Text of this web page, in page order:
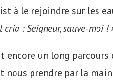
à le rejoindre sur les
cria : Seigneur, sauve-moi !
encore un long parcours
nous prendre par la